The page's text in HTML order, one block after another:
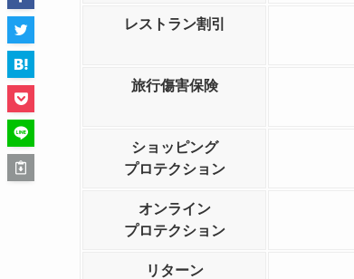
レストラン割引
旅行傷害保険
ショッピング
プロテクション
オンライン
プロテクション
リターン